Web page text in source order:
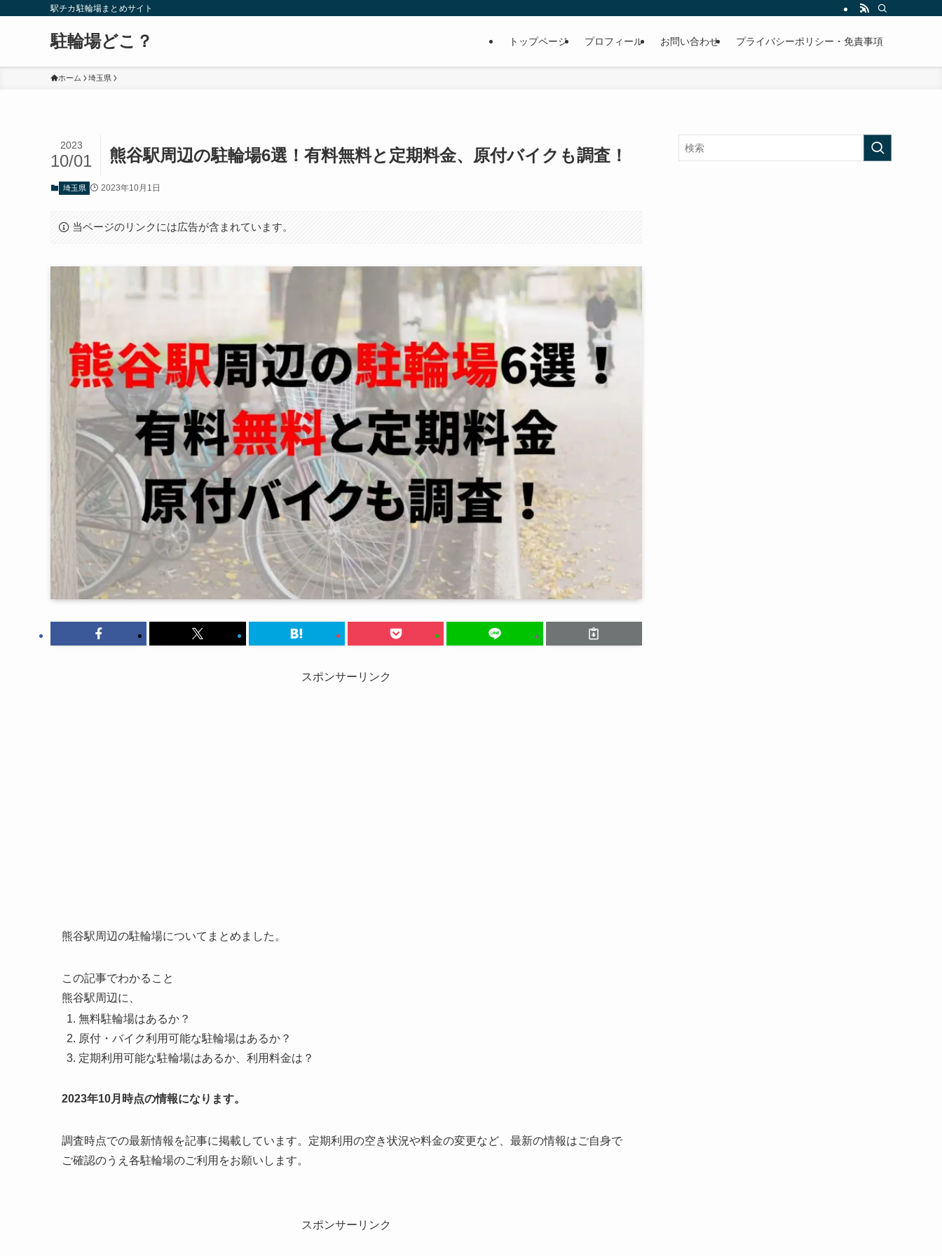
駅チカ駐輪場まとめサイト
駐輪場どこ？ トップページ プロフィール お問い合わせ プライバシーポリシー・免責事項
ホーム 埼玉県
熊谷駅周辺の駐輪場6選！有料無料と定期料金、原付バイクも調査！
2023
10/01
埼玉県 2023年10月1日
当ページのリンクには広告が含まれています。
スポンサーリンク
熊谷駅周辺の駐輪場についてまとめました。
この記事でわかること
熊谷駅周辺に、
無料駐輪場はあるか？
原付・バイク利用可能な駐輪場はあるか？
定期利用可能な駐輪場はあるか、利用料金は？
2023年10月時点の情報になります。
調査時点での最新情報を記事に掲載しています。定期利用の空き状況や料金の変更など、最新の情報はご自身で
ご確認のうえ各駐輪場のご利用をお願いします。
スポンサーリンク